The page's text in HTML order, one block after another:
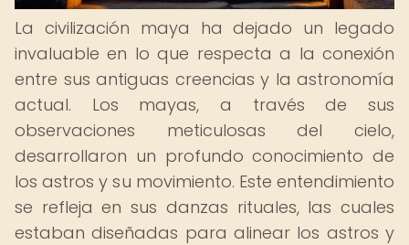
La civilización maya ha dejado un legado
invaluable en lo que respecta a la conexión
entre sus antiguas creencias y la astronomía
actual. Los mayas, a través de sus
observaciones meticulosas del cielo,
desarrollaron un profundo conocimiento de
los astros y su movimiento. Este entendimiento
se refleja en sus danzas rituales, las cuales
estaban diseñadas para alinear los astros y